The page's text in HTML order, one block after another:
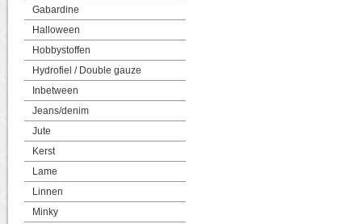
Gabardine
Halloween
Hobbystoffen
Hydrofiel / Double gauze
Inbetween
Jeans/denim
Jute
Kerst
Lame
Linnen
Minky